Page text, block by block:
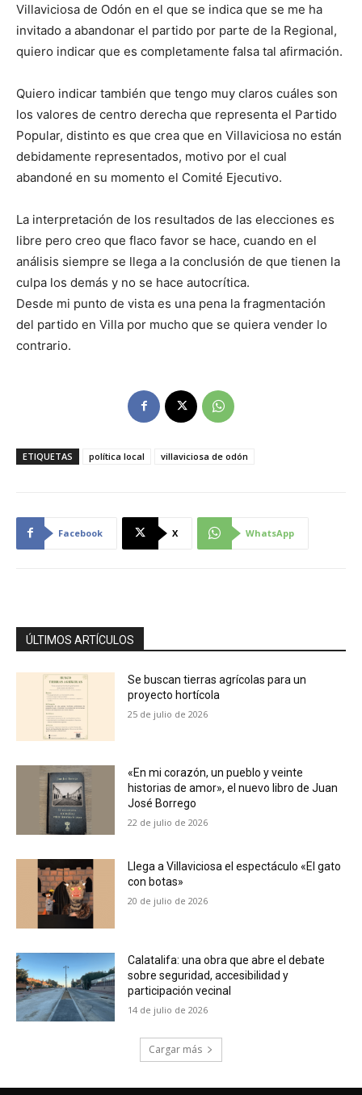
Villaviciosa de Odón en el que se indica que se me ha
invitado a abandonar el partido por parte de la Regional,
quiero indicar que es completamente falsa tal afirmación.
Quiero indicar también que tengo muy claros cuáles son
los valores de centro derecha que representa el Partido
Popular, distinto es que crea que en Villaviciosa no están
debidamente representados, motivo por el cual
abandoné en su momento el Comité Ejecutivo.
La interpretación de los resultados de las elecciones es
libre pero creo que flaco favor se hace, cuando en el
análisis siempre se llega a la conclusión de que tienen la
culpa los demás y no se hace autocrítica.
Desde mi punto de vista es una pena la fragmentación
del partido en Villa por mucho que se quiera vender lo
contrario.
ETIQUETAS política local villaviciosa de odón
Facebook X WhatsApp
ÚLTIMOS ARTÍCULOS
Se buscan tierras agrícolas para un
proyecto hortícola
25 de julio de 2026
«En mi corazón, un pueblo y veinte
historias de amor», el nuevo libro de Juan
José Borrego
22 de julio de 2026
Llega a Villaviciosa el espectáculo «El gato
con botas»
20 de julio de 2026
Calatalifa: una obra que abre el debate
sobre seguridad, accesibilidad y
participación vecinal
14 de julio de 2026
Cargar más